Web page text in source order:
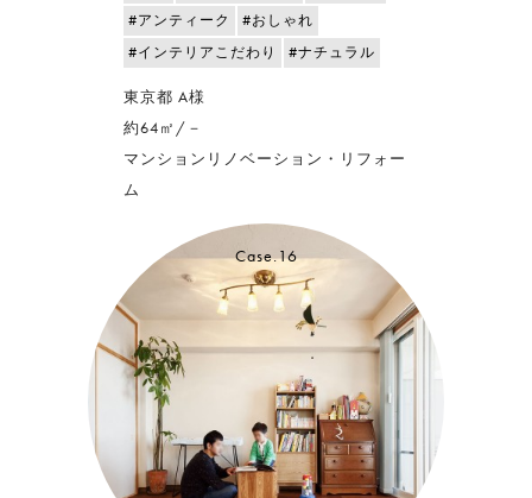
#アンティーク
#おしゃれ
#インテリアこだわり
#ナチュラル
東京都 A様
約64㎡/－
マンションリノベーション・リフォー
ム
Case.16